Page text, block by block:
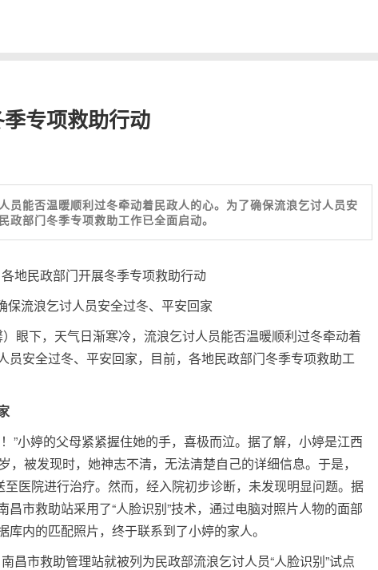
专项救助行动
员能否温暖顺利过冬牵动着民政人的心。为了确保流浪乞讨人员安
政部门冬季专项救助工作已全面启动。
各地民政部门开展冬季专项救助行动
保流浪乞讨人员安全过冬、平安回家
眼下，天气日渐寒冷，流浪乞讨人员能否温暖顺利过冬牵动着
员安全过冬、平安回家，目前，各地民政部门冬季专项救助工
”小婷的父母紧紧握住她的手，喜极而泣。据了解，小婷是江西
，被发现时，她神志不清，无法清楚自己的详细信息。于是，
医院进行治疗。然而，经入院初步诊断，未发现明显问题。据
昌市救助站采用了“人脸识别”技术，通过电脑对照片人物的面部
内的匹配照片，终于联系到了小婷的家人。
昌市救助管理站就被列为民政部流浪乞讨人员“人脸识别”试点